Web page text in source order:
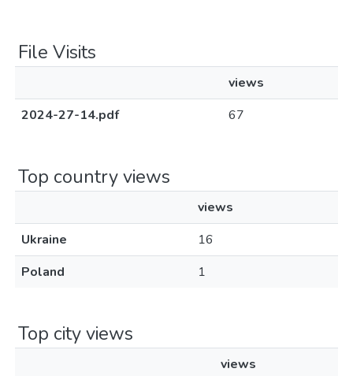
File Visits
views
2024-27-14.pdf
67
Top country views
views
Ukraine
16
Poland
1
Top city views
views